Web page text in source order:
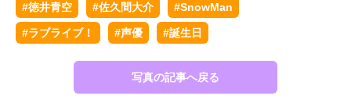
#徳井青空 #佐久間大介 #SnowMan
#ラブライブ！ #声優 #誕生日
写真の記事へ戻る